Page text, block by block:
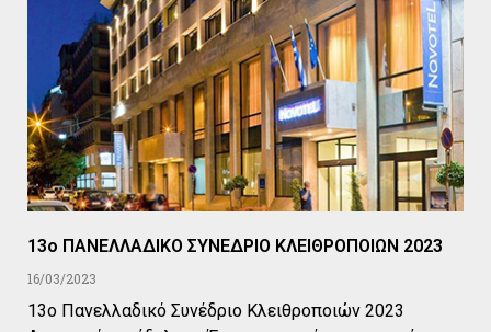
13ο ΠΑΝΕΛΛΑΔΙΚΟ ΣΥΝΕΔΡΙΟ ΚΛΕΙΘΡΟΠΟΙΩΝ 2023
16/03/2023
13ο Πανελλαδικό Συνέδριο Κλειθροποιών 2023